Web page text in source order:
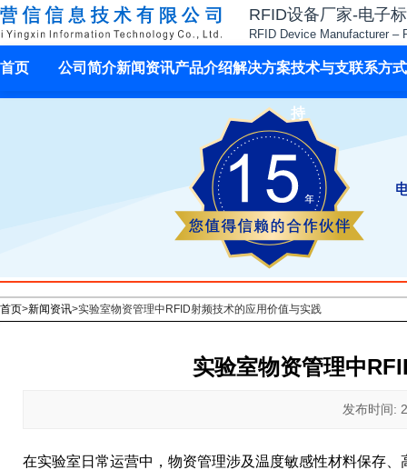
RFID设备厂家-电子
RFID Device Manufacturer –
首页 公司简介新闻资讯产品介绍解决方案技术与支
持
联系方式
首页>新闻资讯>实验室物资管理中RFID射频技术的应用价值与实践
实验室物资管理中
发布时间:
在实验室日常运营中，物资管理涉及温度敏感性材料保存